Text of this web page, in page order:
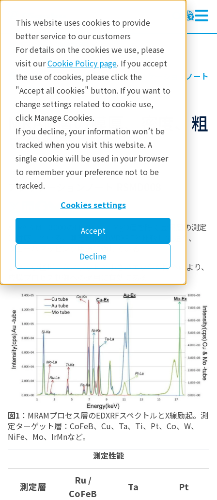
This website uses cookies to provide
better service to our customers
For details on the cookies we use, please
visit ourCookie Policy page. If you accept
the use of cookies, please click the
"Accept all cookies" button. If you want to
change settings related to cookie use,
click Manage Cookies.
If you decline, your information won’t be
tracked when you visit this website. A
single cookie will be used in your browser
to remember your preference not to be
tracked.
Cookies settings
Accept
Decline
半導体計測装置
半導体計測装置
製品
アプリケーション
テクノロジーセンター
イベント
製品 半導体計測
アプリケーションノート
Memory
MRAM層の膜厚、密度、粗
さの測定
アプリケーションノート RSMD008
XTRAIA MF-3000のEDXRFは、MgO層を除く金属層の測定
に対応している。測定時間はWDXRFと比較して短く、
ウェーハマッピング用途に適している。
また、小径ビームスポットと小さいエッジの除外により、
図1 ：MRAMプロセス層のEDXRFスペクトルとX線励起。測
定ターゲット層：CoFeB、Cu、Ta、Ti、Pt、Co、W、
NiFe、Mo、IrMnなど。
測定性能
測定層
Ru /
CoFeB
Ta Pt